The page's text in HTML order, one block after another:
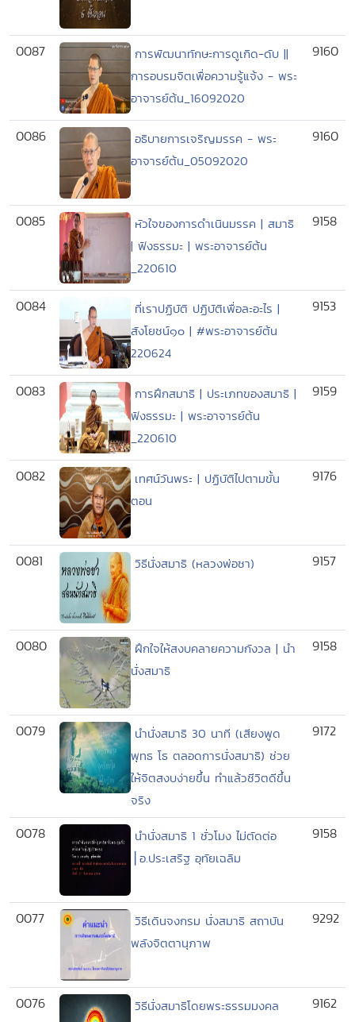
0087
การพัฒนาทักษะการดูเกิด-ดับ ||
การอบรมจิตเพื่อความรู้แจ้ง - พระ
อาจารย์ต้น_16092020
9160
0086
อธิบายการเจริญมรรค - พระ
อาจารย์ต้น_05092020
9160
0085
หัวใจของการดำเนินมรรค | สมาธิ
| ฟังธรรมะ | พระอาจารย์ต้น
_220610
9158
0084
ที่เราปฏิบัติ ปฏิบัติเพื่อละอะไร |
สังโยชน์๑๐ | #พระอาจารย์ต้น
220624
9153
0083
การฝึกสมาธิ | ประเภทของสมาธิ |
ฟังธรรมะ | พระอาจารย์ต้น
_220610
9159
0082
เทศน์วันพระ | ปฏิบัติไปตามขั้น
ตอน
9176
0081 วิธีนั่งสมาธิ (หลวงพ่อชา) 9157
0080
ฝึกใจให้สงบคลายความกังวล | นำ
นั่งสมาธิ
9158
0079
นำนั่งสมาธิ 30 นาที (เสียงพูด
พุทธ โธ ตลอดการนั่งสมาธิ) ช่วย
ให้จิตสงบง่ายขึ้น ทำแล้วชีวิตดีขึ้น
จริง
9172
0078
นำนั่งสมาธิ 1 ชั่วโมง ไม่ตัดต่อ
⎪อ.ประเสริฐ อุทัยเฉลิม
9158
0077
วิธีเดินจงกรม นั่งสมาธิ สถาบัน
พลังจิตตานุภาพ
9292
0076
วิธีนั่งสมาธิโดยพระธรรมมงคล
9162